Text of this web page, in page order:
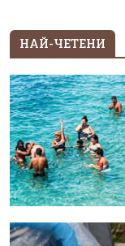
НАЙ-ЧЕТЕНИ